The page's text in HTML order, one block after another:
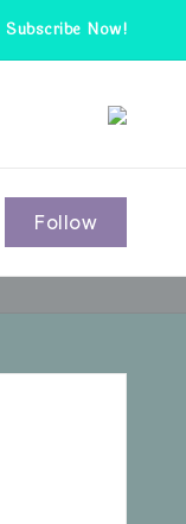
Subscribe Now!
Follow